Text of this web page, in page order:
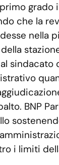
grado
che la
nella
sindacato
BNP
i limiti